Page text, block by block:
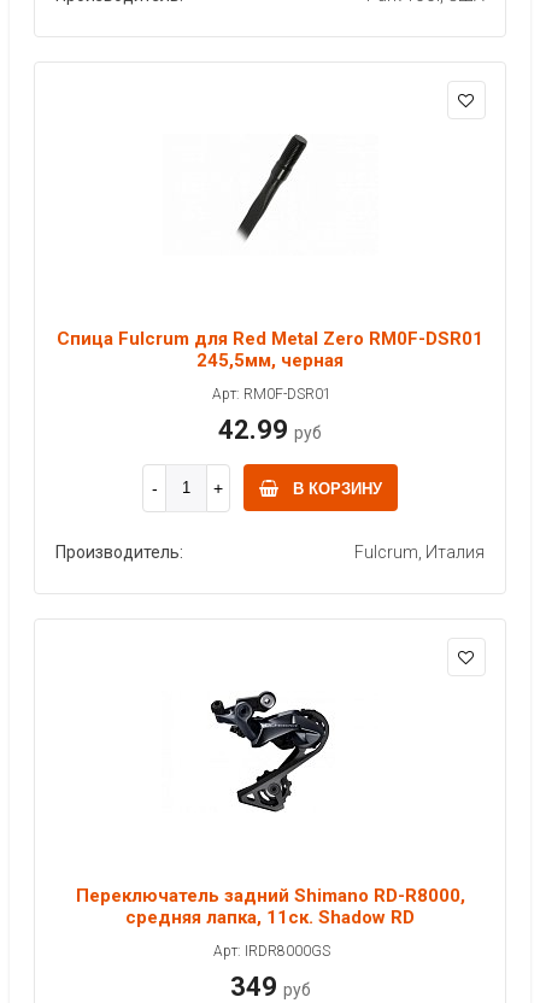
Спица Fulcrum для Red Metal Zero RM0F-DSR01
245,5мм, черная
Арт: RM0F-DSR01
42.99 руб
В КОРЗИНУ
Производитель: Fulcrum, Италия
Переключатель задний Shimano RD-R8000,
средняя лапка, 11ск. Shadow RD
Арт: IRDR8000GS
349 руб